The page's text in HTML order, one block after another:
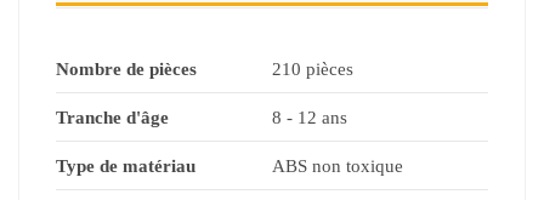
Nombre de pièces 210 pièces
Tranche d'âge 8 - 12 ans
Type de matériau ABS non toxique